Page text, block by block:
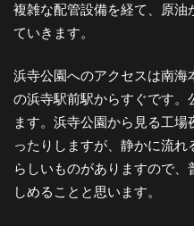
複雑な配管設備を経て、原
ていきます。
浜寺公園へのアクセスは南海
の浜寺駅前駅からすぐです。
ます。浜寺公園から見る工
ったりしますが、静かに流
らしいものがありますので
しめることと思います。